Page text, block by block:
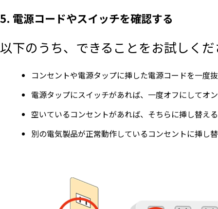
5. 電源コードやスイッチを確認する
以下のうち、できることをお試しく
コンセントや電源タップに挿した電源コードを一度
電源タップにスイッチがあれば、一度オフにしてオ
空いているコンセントがあれば、そちらに挿し替える
別の電気製品が正常動作しているコンセントに挿し